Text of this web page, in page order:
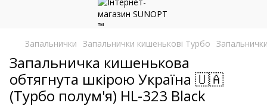
Запальнички Запальнички кишенькові Турбо
Запальничка кишенькова
обтягнута шкірою Україна 🇺🇦
(Турбо полум'я) HL-323 Black